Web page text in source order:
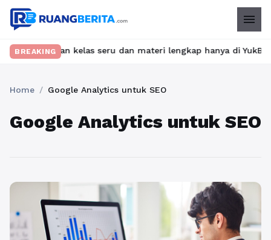
menu
BREAKINGkelas seru dan materi lengkap hanya di
Home / Google Analytics untuk SEO
Google Analytics untuk SEO